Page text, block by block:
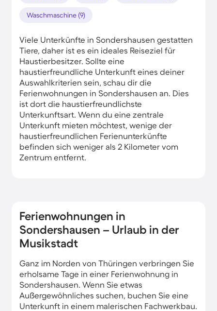
Waschmaschine (9)
Viele Unterkünfte in Sondershausen gestatten
Tiere, daher ist es ein ideales Reiseziel für
Haustierbesitzer. Sollte eine
haustierfreundliche Unterkunft eines deiner
Auswahlkriterien sein, schau dir die
Ferienwohnungen in Sondershausen an. Dies
ist dort die haustierfreundlichste
Unterkunftsart. Wenn du eine zentrale
Unterkunft mieten möchtest, wenige der
haustierfreundlichen Ferienunterkünfte
befinden sich weniger als 2 Kilometer vom
Zentrum entfernt.
Ferienwohnungen in
Sondershausen – Urlaub in der
Musikstadt
Ganz im Norden von Thüringen verbringen Sie
erholsame Tage in einer Ferienwohnung in
Sondershausen. Wenn Sie etwas
Außergewöhnliches suchen, buchen Sie eine
Unterkunft in einem malerischen Fachwerkbau.